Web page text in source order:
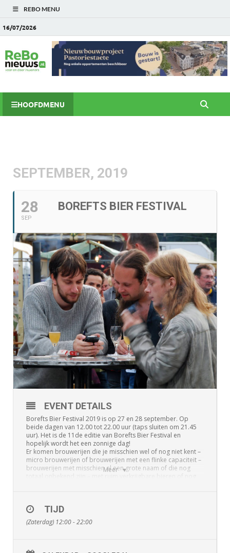
REBO MENU
16/07/2026
HOOFDMENU
SEPTEMBER, 2019
28
SEP
BOREFTS BIER FESTIVAL
Meer
EVENT DETAILS
Borefts Bier Festival 2019 is op 27 en 28 september. Op
beide dagen van 12.00 tot 22.00 uur (taps sluiten om 21.45
uur). Het is de 11de editie van Borefts Bier Festival en
hopelijk wordt het een zonnige dag!
Er komen brouwerijen die je misschien wel of nog niet kent –
micro brouwerijen of brouwerijen met een flinke capaciteit –
brouwerijen met misschien al een grote naam of die nog
België, Olde Hickory – Hickory – North Carolina –
USA, Browar Artezan – Błonie – Polen, Hop Hooligans – Jilava
– Roemenië.
TIJD
(Zaterdag) 12:00 - 22:00